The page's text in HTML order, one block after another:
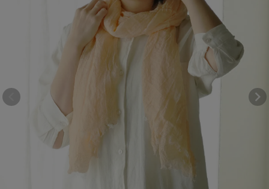
【選べるギフト】絹
屋 潤絹ストール
6,380円
(税込)
新着＆再入荷商品
カテゴリーから探す